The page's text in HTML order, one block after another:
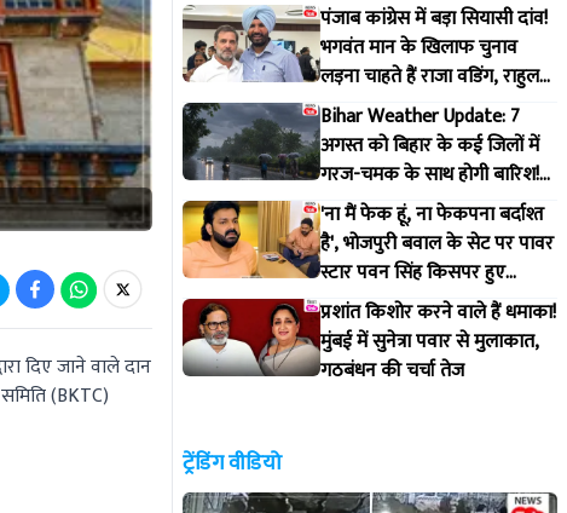
दिए जाने वाले दान
(BKTC)
पंजाब कांग्रेस में बड़ा सियासी दांव!
भगवंत मान के खिलाफ चुनाव
लड़ना चाहते हैं राजा वडिंग, राहुल
गांधी से मांगी हरी झंडी
Bihar Weather Update: 7
अगस्त को बिहार के कई जिलों में
गरज-चमक के साथ होगी बारिश!
IMD ने जारी किया अलर्ट
'ना मैं फेक हूं, ना फेकपना बर्दाश्त
है', भोजपुरी बवाल के सेट पर पावर
स्टार पवन सिंह किसपर हुए
आगबबूला?
प्रशांत किशोर करने वाले हैं धमाका!
मुंबई में सुनेत्रा पवार से मुलाकात,
गठबंधन की चर्चा तेज
ट्रेंडिंग वीडियो